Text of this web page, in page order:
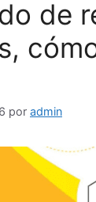
de
por admin